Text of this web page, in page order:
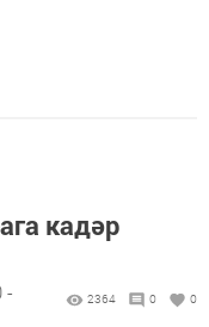
кадәр
-
2364 0 0